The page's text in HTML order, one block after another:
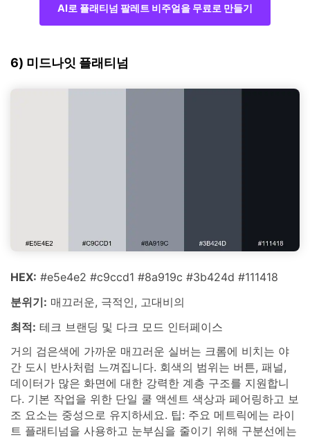
AI로 플래티넘 팔레트 비주얼을 무료로 만들기
6) 미드나잇 플래티넘
HEX: #e5e4e2 #c9ccd1 #8a919c #3b424d #111418
분위기: 매끄러운, 극적인, 고대비의
최적: 테크 브랜딩 및 다크 모드 인터페이스
거의 검은색에 가까운 매끄러운 실버는 크롬에 비치는 야
간 도시 반사처럼 느껴집니다. 회색의 범위는 버튼, 패널,
데이터가 많은 화면에 대한 강력한 계층 구조를 지원합니
다. 기본 작업을 위한 단일 쿨 액센트 색상과 페어링하고 보
조 요소는 중성으로 유지하세요. 팁: 주요 메트릭에는 라이
트 플래티넘을 사용하고 눈부심을 줄이기 위해 구분선에는